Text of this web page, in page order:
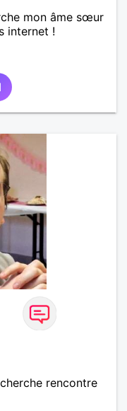
mon âme sœur
internet !
rencontre